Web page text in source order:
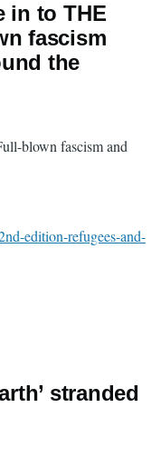
in to THE
fascism
the
blown fascism and
edition-refugees-and-
stranded